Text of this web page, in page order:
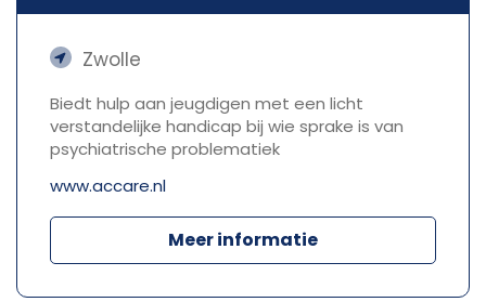
Zwolle
Biedt hulp aan jeugdigen met een licht
verstandelijke handicap bij wie sprake is van
psychiatrische problematiek
www.accare.nl
Meer informatie